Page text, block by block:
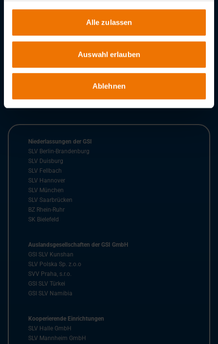
Alle zulassen
Auswahl erlauben
Ablehnen
Downloads
GSI – Gesellschaft für Schweißtechnik International mbH
Niederlassung SLV München
80636München
Niederlassungen der GSI
SLV Berlin-Brandenburg
SLV Duisburg
SLV Fellbach
SLV Hannover
SLV München
SLV Saarbrücken
BZ Rhein-Ruhr
SK Bielefeld
Auslandsgesellschaften der GSI GmbH
GSI SLV Kunshan
SLV Polska Sp. z.o.o
SVV Praha, s.r.o.
GSI SLV Türkei
GSI SLV Namibia
Kooperierende Einrichtungen
SLV Halle GmbH
SLV Mannheim GmbH